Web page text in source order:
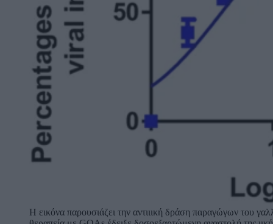
Η εικόνα παρουσιάζει την αντιιική δράση παραγώγων του